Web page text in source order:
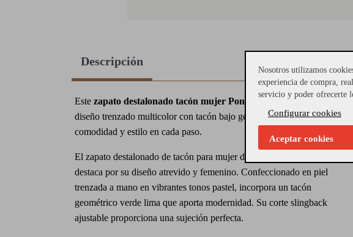
Descripción
Este zapato destalonado tacón mujer Pons Quintana combina un
diseño trenzado multicolor con tacón bajo geométrico, brindando
comodidad y estilo en cada paso.
El zapato destalonado de tacón para mujer de
destaca por su diseño atrevido y femenino. Confeccionado en piel
trenzada a mano en vibrantes tonos pastel, incorpora un tacón
geométrico verde lima que aporta modernidad. Su corte slingback
ajustable proporciona una sujeción perfecta.
Nosotros utilizamos
experiencia de compra,
servicio y poder ofrecerte
Configurar cookies
Aceptar cookies